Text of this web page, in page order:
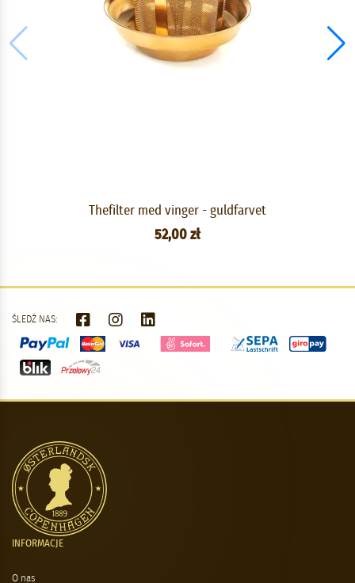
Thefilter med vinger - guldfarvet
52,00 zł
ŚLEDŹ NAS:
INFORMACJE
O nas